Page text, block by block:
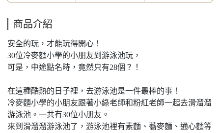
商品介紹
安全的玩，才能玩得開心！
30位冷麥麵小學的小朋友到游泳池玩，
可是，中途點名時，竟然只有28個？！
在這種酷熱的日子裡，去游泳池是一件最棒的事！
冷麥麵小學的小朋友跟著小綠老師和粉紅老師一起去滑溜溜
游泳池。一共有30位小朋友。
來到滑溜溜游泳池了，游泳池裡有素麵、蕎麥麵、通心麵等